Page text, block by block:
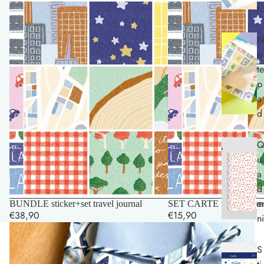
t
N
o
te
p
a
d
Q
u
a
d
er
ni
S
BUNDLE sticker+set travel journal
€38,90
SET CARTE travel
€15,90